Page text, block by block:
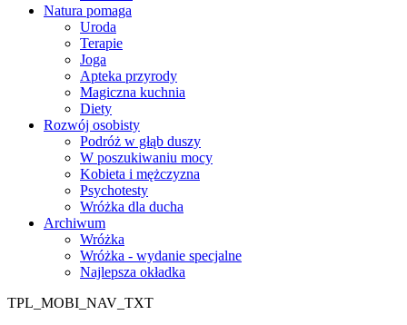
Natura pomaga
Uroda
Terapie
Joga
Apteka przyrody
Magiczna kuchnia
Diety
Rozwój osobisty
Podróż w głąb duszy
W poszukiwaniu mocy
Kobieta i mężczyzna
Psychotesty
Wróżka dla ducha
Archiwum
Wróżka
Wróżka - wydanie specjalne
Najlepsza okładka
TPL_MOBI_NAV_TXT